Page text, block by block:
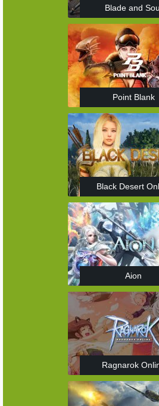
Blade and
Point Blank
Black Desert
Aion
Ragnarok